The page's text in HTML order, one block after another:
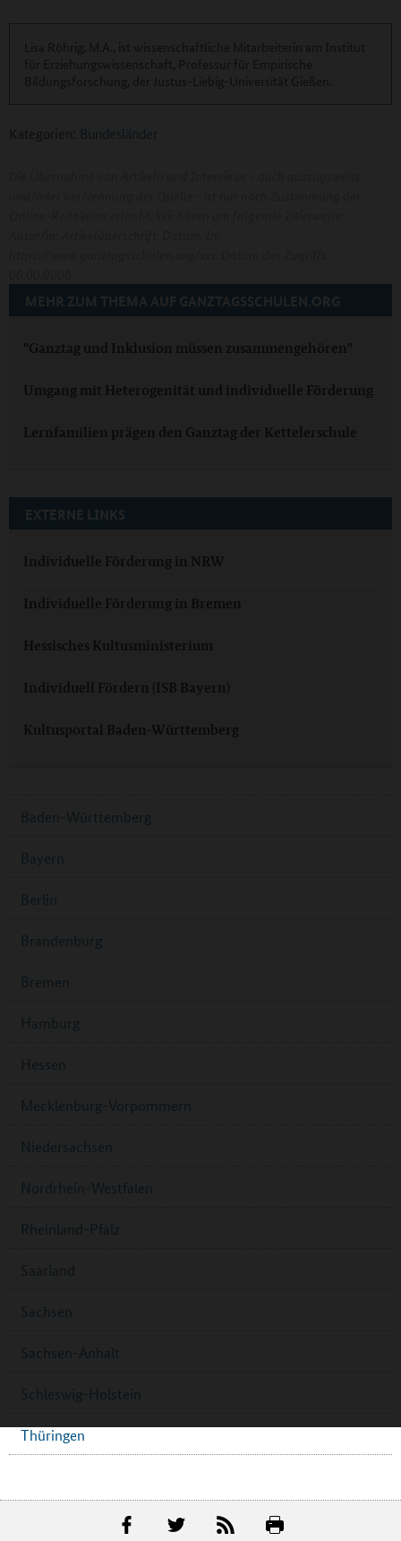
Kategorien: Bundesländer
MEHR ZUM THEMA AUF GANZTAGSSCHULEN.ORG
"Ganztag und Inklusion müssen zusammengehören"
Umgang mit Heterogenität und individuelle Förderung
Lernfamilien prägen den Ganztag der Kettelerschule
EXTERNE LINKS
Individuelle Förderung in NRW
Individuelle Förderung in Bremen
Hessisches Kultusministerium
Individuell Fördern (ISB Bayern)
Kultusportal Baden-Württemberg
Baden-Württemberg
Bayern
Berlin
Brandenburg
Bremen
Hamburg
Hessen
Mecklenburg-Vorpommern
Niedersachsen
Nordrhein-Westfalen
Rheinland-Pfalz
Saarland
Sachsen
Sachsen-Anhalt
Schleswig-Holstein
Thüringen